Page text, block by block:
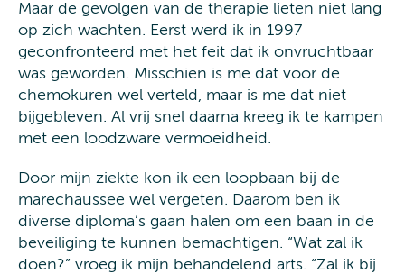
Maar de gevolgen van de therapie lieten niet lang
op zich wachten. Eerst werd ik in 1997
geconfronteerd met het feit dat ik onvruchtbaar
was geworden. Misschien is me dat voor de
chemokuren wel verteld, maar is me dat niet
bijgebleven. Al vrij snel daarna kreeg ik te kampen
met een loodzware vermoeidheid.
Door mijn ziekte kon ik een loopbaan bij de
marechaussee wel vergeten. Daarom ben ik
diverse diploma’s gaan halen om een baan in de
beveiliging te kunnen bemachtigen. “Wat zal ik
doen?” vroeg ik mijn behandelend arts. “Zal ik bij